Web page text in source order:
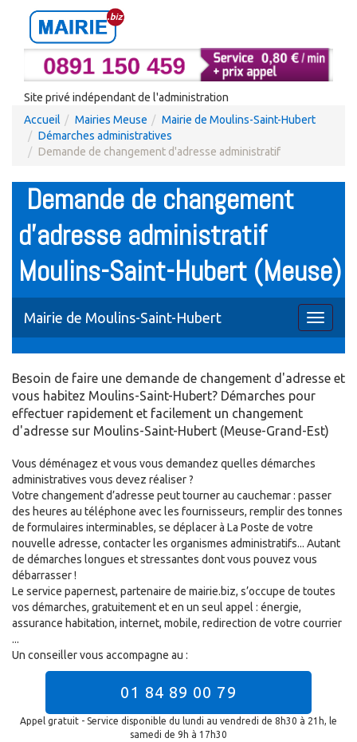
Site privé indépendant de l'administration
Accueil
Mairies Meuse
Mairie de Moulins-Saint-Hubert
Démarches administratives
Demande de changement d'adresse administratif
Demande de changement
d'adresse administratif
Moulins-Saint-Hubert (Meuse)
Toggle
Mairie de Moulins-Saint-Hubert
Besoin de faire une demande de changement d'adresse et
vous habitez Moulins-Saint-Hubert? Démarches pour
effectuer rapidement et facilement un changement
d'adresse sur Moulins-Saint-Hubert (Meuse-Grand-Est)
Vous déménagez et vous vous demandez quelles démarches
administratives vous devez réaliser ?
Votre changement d’adresse peut tourner au cauchemar : passer
des heures au téléphone avec les fournisseurs, remplir des tonnes
de formulaires interminables, se déplacer à La Poste de votre
nouvelle adresse, contacter les organismes administratifs... Autant
de démarches longues et stressantes dont vous pouvez vous
débarrasser !
Le service papernest, partenaire de mairie.biz, s’occupe de toutes
vos démarches, gratuitement et en un seul appel : énergie,
assurance habitation, internet, mobile, redirection de votre courrier
...
Un conseiller vous accompagne au :
01 84 89 00 79
Appel gratuit - Service disponible du lundi au vendredi de 8h30 à 21h, le
samedi de 9h à 17h30